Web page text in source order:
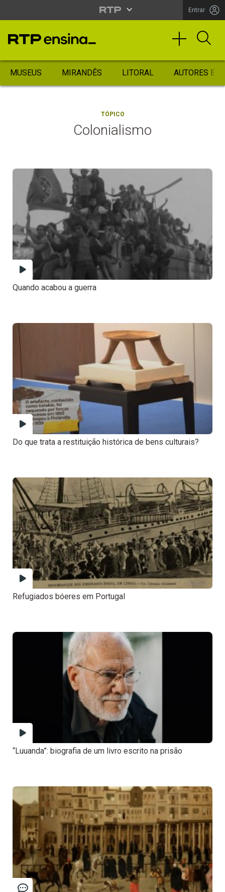
Entrar
MUSEUS MIRANDÊS LITORAL AUTORES
TÓPICO
Colonialismo
Quando acabou a guerra
Do que trata a restituição histórica de bens culturais?
Refugiados bóeres em Portugal
“Luuanda”: biografia de um livro escrito na prisão